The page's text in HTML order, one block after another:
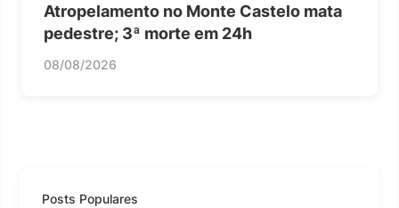
Atropelamento no Monte Castelo mata
pedestre; 3ª morte em 24h
08/08/2026
Posts Populares